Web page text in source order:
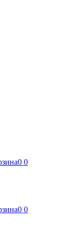
0 0
0 0